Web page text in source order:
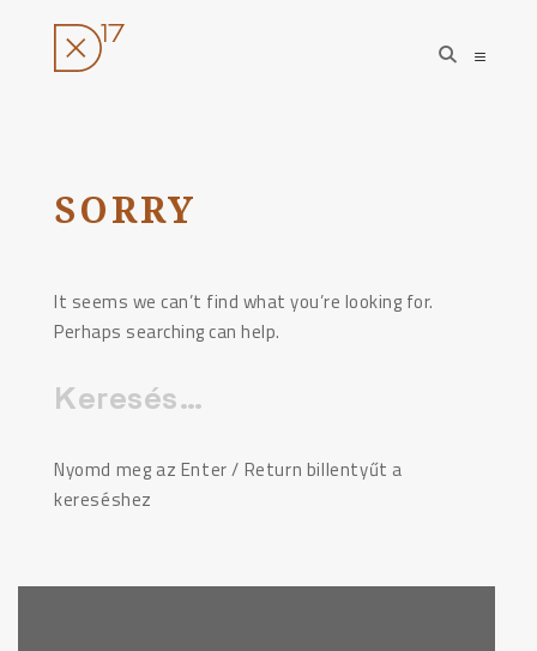
tartalomhoz
open
search
open
SORRY
It seems we can’t find what you’re looking for.
Perhaps searching can help.
Keresés:
Nyomd meg az Enter / Return billentyűt a
kereséshez